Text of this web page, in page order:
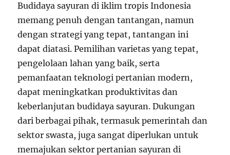
Budidaya sayuran di iklim tropis Indonesia
memang penuh dengan tantangan, namun
dengan strategi yang tepat, tantangan ini
dapat diatasi. Pemilihan varietas yang tepat,
pengelolaan lahan yang baik, serta
pemanfaatan teknologi pertanian modern,
dapat meningkatkan produktivitas dan
keberlanjutan budidaya sayuran. Dukungan
dari berbagai pihak, termasuk pemerintah dan
sektor swasta, juga sangat diperlukan untuk
memajukan sektor pertanian sayuran di